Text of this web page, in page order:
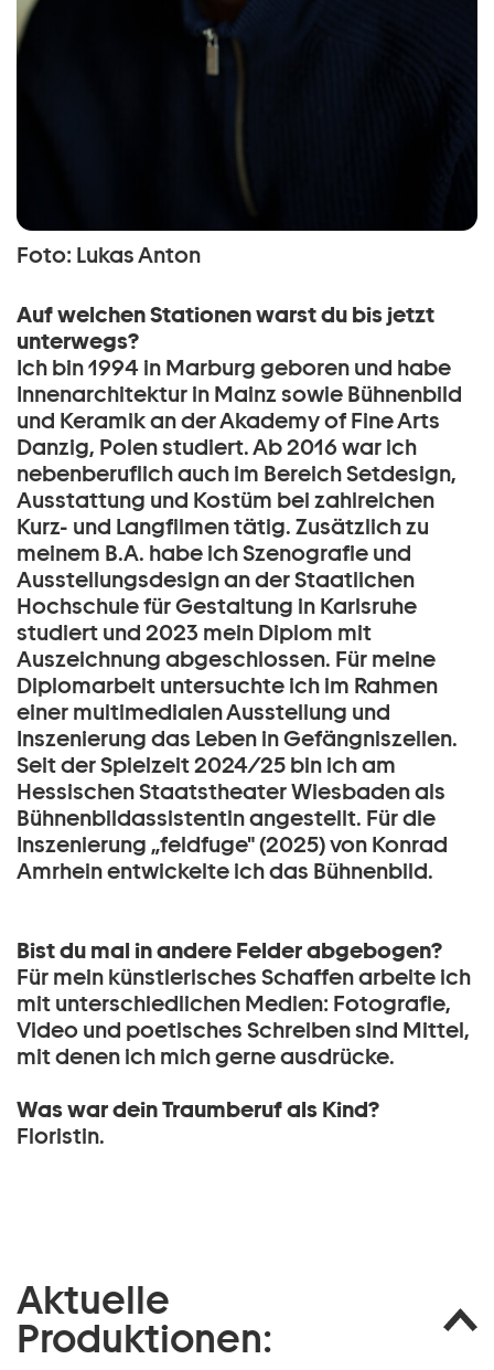
Foto: Lukas Anton
Auf welchen Stationen warst du bis jetzt
unterwegs?
Ich bin 1994 in Marburg geboren und habe
Innenarchitektur in Mainz sowie Bühnenbild
und Keramik an der Akademy of Fine Arts
Danzig, Polen studiert. Ab 2016 war ich
nebenberuflich auch im Bereich Setdesign,
Ausstattung und Kostüm bei zahlreichen
Kurz- und Langfilmen tätig. Zusätzlich zu
meinem B.A. habe ich Szenografie und
Ausstellungsdesign an der Staatlichen
Hochschule für Gestaltung in Karlsruhe
studiert und 2023 mein Diplom mit
Auszeichnung abgeschlossen. Für meine
Diplomarbeit untersuchte ich im Rahmen
einer multimedialen Ausstellung und
Inszenierung das Leben in Gefängniszellen.
Seit der Spielzeit 2024/25 bin ich am
Hessischen Staatstheater Wiesbaden als
Bühnenbildassistentin angestellt. Für die
Inszenierung „feldfuge" (2025) von Konrad
Amrhein entwickelte ich das Bühnenbild.
Bist du mal in andere Felder abgebogen?
Für mein künstlerisches Schaffen arbeite ich
mit unterschiedlichen Medien: Fotografie,
Video und poetisches Schreiben sind Mittel,
mit denen ich mich gerne ausdrücke.
Was war dein Traumberuf als Kind?
Floristin.
Aktuelle
Produktionen: